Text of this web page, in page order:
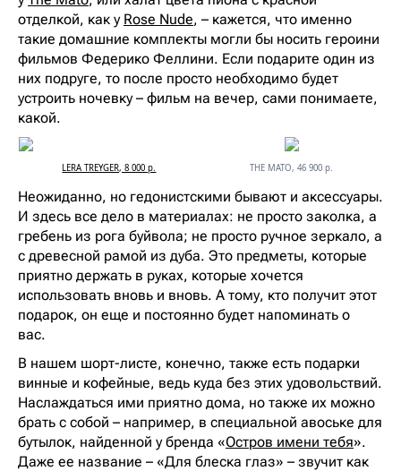
отделкой, как у Rose Nude, – кажется, что именно
такие домашние комплекты могли бы носить героини
фильмов Федерико Феллини. Если подарите один из
них подруге, то после просто необходимо будет
устроить ночевку – фильм на вечер, сами понимаете,
какой.
LERA TREYGER, 8 000 р. THE MATO, 46 900 р.
Неожиданно, но гедонистскими бывают и аксессуары.
И здесь все дело в материалах: не просто заколка, а
гребень из рога буйвола; не просто ручное зеркало, а
с древесной рамой из дуба. Это предметы, которые
приятно держать в руках, которые хочется
использовать вновь и вновь. А тому, кто получит этот
подарок, он еще и постоянно будет напоминать о
вас.
В нашем шорт-листе, конечно, также есть подарки
винные и кофейные, ведь куда без этих удовольствий.
Наслаждаться ими приятно дома, но также их можно
брать с собой – например, в специальной авоське для
бутылок, найденной у бренда «Остров имени тебя».
Даже ее название – «Для блеска глаз» – звучит как